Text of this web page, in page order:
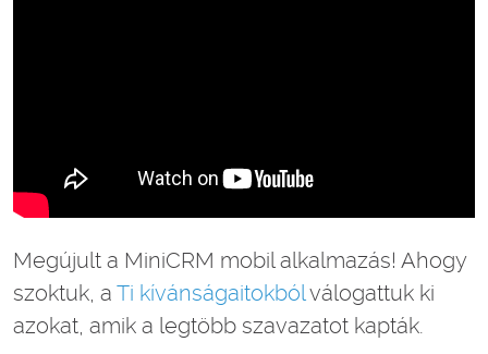
Megújult a MiniCRM mobil alkalmazás! Ahogy
szoktuk, a Ti kívánságaitokbólválogattuk ki
azokat, amik a legtöbb szavazatot kapták.